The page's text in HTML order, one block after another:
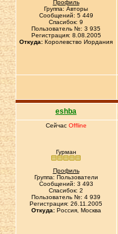
Профиль
Группа: Авторы
Сообщений: 5 449
Спасибок: 9
Пользователь №: 3 935
Регистрация: 8.08.2005
Откуда: Королевство Иордания
eshba
Сейчас Offline
Гурман
Профиль
Группа: Пользователи
Сообщений: 3 493
Спасибок: 2
Пользователь №: 4 939
Регистрация: 26.11.2005
Откуда:Россия, Москва